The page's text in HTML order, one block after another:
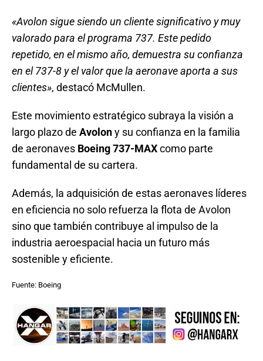
«Avolon sigue siendo un cliente significativo y muy
valorado para el programa 737. Este pedido
repetido, en el mismo año, demuestra su confianza
en el 737-8 y el valor que la aeronave aporta a sus
clientes», destacó McMullen.
Este movimiento estratégico subraya la visión a
largo plazo de Avolony su confianza en la familia
de aeronaves Boeing 737-MAXcomo parte
fundamental de su cartera.
Además, la adquisición de estas aeronaves líderes
en eficiencia no solo refuerza la flota de Avolon
sino que también contribuye al impulso de la
industria aeroespacial hacia un futuro más
sostenible y eficiente.
Fuente: Boeing